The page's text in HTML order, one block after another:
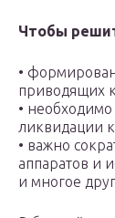
Чтобы
•
приводящих
•
ликвидации
• важно
аппаратов и
и многое